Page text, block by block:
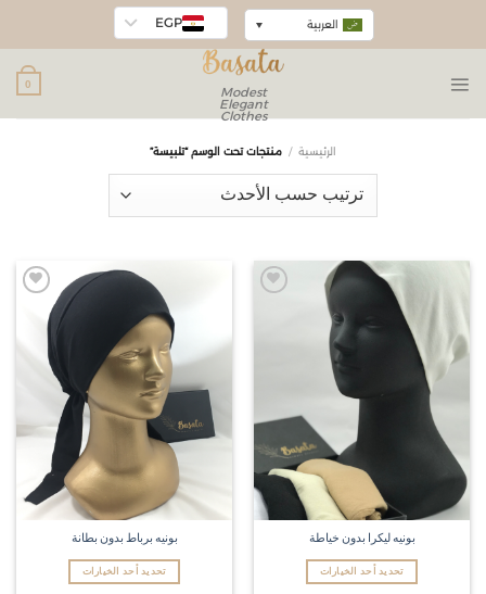
العربية EGP
Modest
Elegant
Clothes
0
الرئيسية / منتجات تحت الوسم “تلبيسة”
بونيه ليكرا بدون خياطة
تحديد أحد الخيارات
بونيه برباط بدون بطانة
تحديد أحد الخيارات